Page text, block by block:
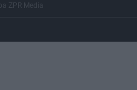
ZPR Media